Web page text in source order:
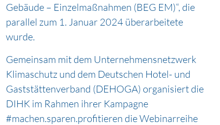
Gebäude – Einzelmaßnahmen (BEG EM)“, die
parallel zum 1. Januar 2024 überarbeitete
wurde.
Gemeinsam mit dem Unternehmensnetzwerk
Klimaschutz und dem Deutschen Hotel- und
Gaststättenverband (DEHOGA) organisiert die
DIHK im Rahmen ihrer Kampagne
#machen.sparen.profitieren die Webinarreihe